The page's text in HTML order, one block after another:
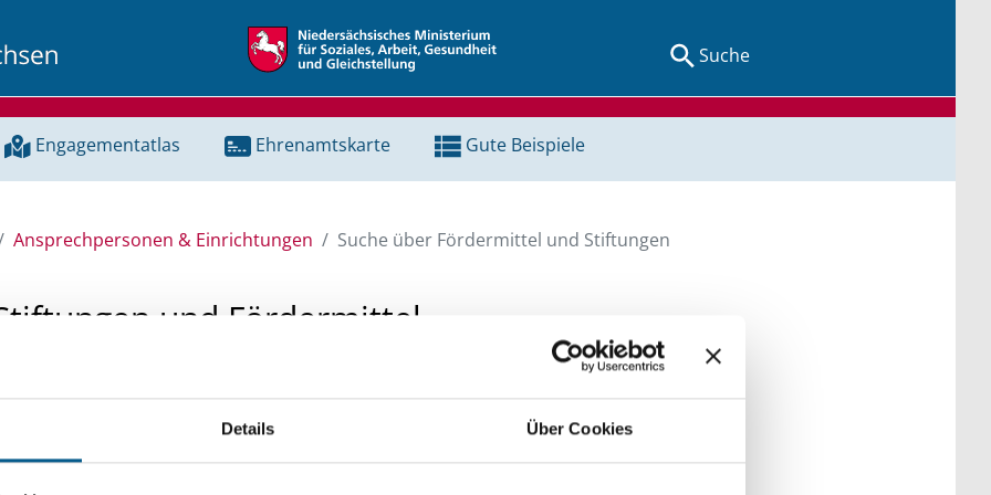
Details Über Cookies
Suche
Engagementatlas Ehrenamtskarte Gute Beispiele
Ansprechpersonen & Einrichtungen Suche über Fördermittel und Stiftungen
und Fördermittel
und Stiftungsdatenbank recherchieren. Bei der Suche bitte die Groß- und